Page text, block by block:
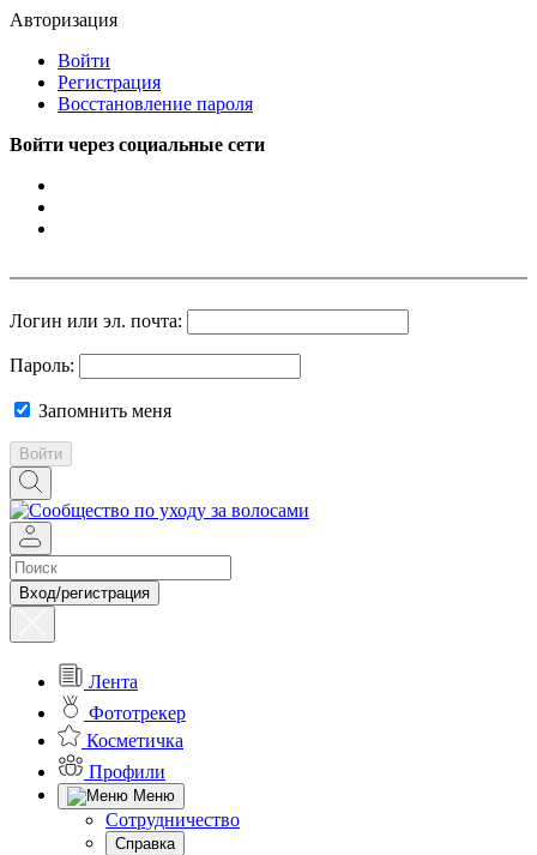
Авторизация
Войти
Регистрация
Восстановление пароля
Войти через социальные сети
Логин или эл. почта:
Пароль:
Запомнить меня
Войти
Вход/регистрация
Лента
Фототрекер
Косметичка
Профили
Меню
Сотрудничество
Справка